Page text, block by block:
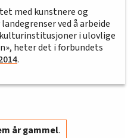
med kunstnere og
ved å arbeide
i ulovlige
heter det i forbundets
.
år gammel.